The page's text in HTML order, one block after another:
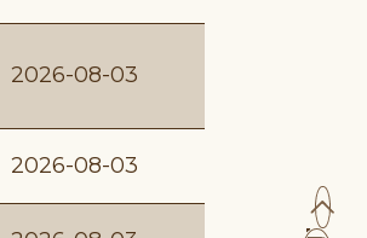
2026-08-03
2026-08-03